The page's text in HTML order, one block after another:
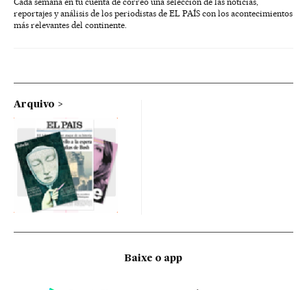
reportajes y análisis de los periodistas de EL PAÍS con los acontecimientos
más relevantes del continente.
Arquivo
Baixe o app